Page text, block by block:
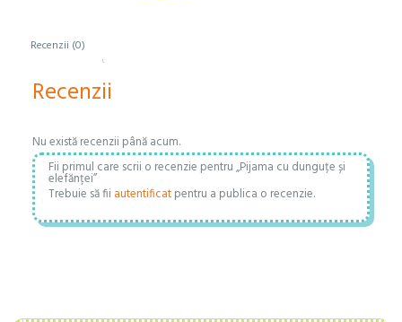
Recenzii (0)
Recenzii
Nu există recenzii până acum.
Fii primul care scrii o recenzie pentru „Pijama cu dunguțe și
elefănței”
Trebuie să fii autentificatpentru a publica o recenzie.